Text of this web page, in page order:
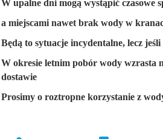
W upalne dni mogą wystąpić czasowe
a miejscami nawet brak wody w
Będą to sytuacje incydentalne, lecz jeśli
W okresie letnim pobór wody wzrasta
dostawie
Prosimy o roztropne korzystanie z